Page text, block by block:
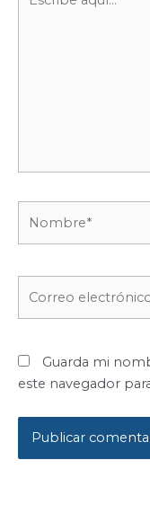
aquí...
electrónico*
Guarda mi
este navegador